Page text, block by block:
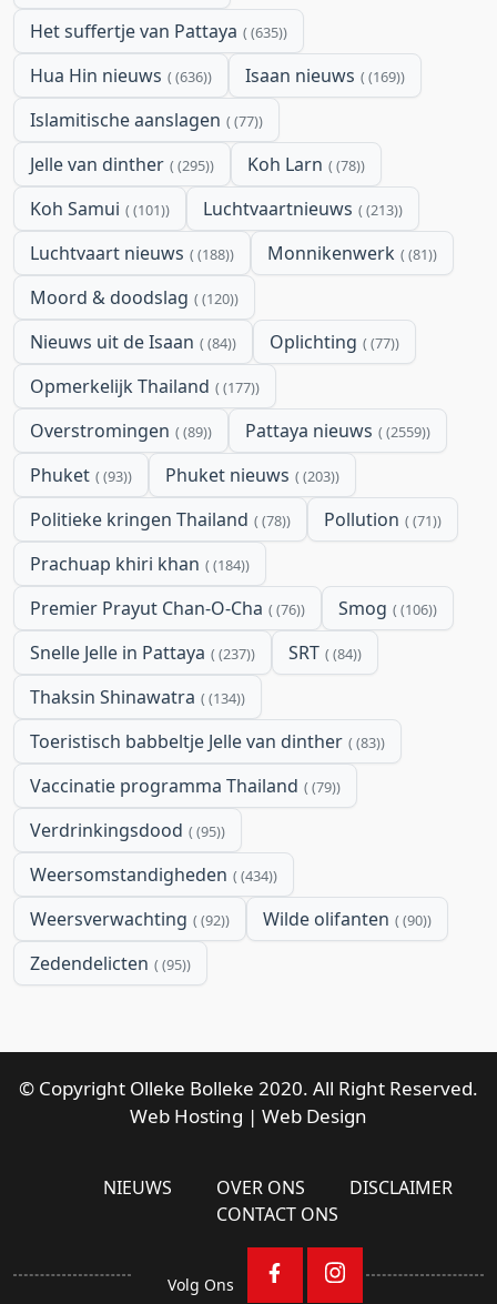
Het suffertje van Pattaya (635)
Hua Hin nieuws (636) Isaan nieuws (169)
Islamitische aanslagen (77)
Jelle van dinther (295) Koh Larn (78)
Koh Samui (101) Luchtvaartnieuws (213)
Luchtvaart nieuws (188) Monnikenwerk (81)
Moord & doodslag (120)
Nieuws uit de Isaan (84) Oplichting (77)
Opmerkelijk Thailand (177)
Overstromingen (89) Pattaya nieuws (2559)
Phuket (93) Phuket nieuws (203)
Politieke kringen Thailand (78) Pollution (71)
Prachuap khiri khan (184)
Premier Prayut Chan-O-Cha (76) Smog (106)
Snelle Jelle in Pattaya (237) SRT (84)
Thaksin Shinawatra (134)
Toeristisch babbeltje Jelle van dinther (83)
Vaccinatie programma Thailand (79)
Verdrinkingsdood (95)
Weersomstandigheden (434)
Weersverwachting (92) Wilde olifanten (90)
Zedendelicten (95)
© Copyright Olleke Bolleke 2020. All Right Reserved.
Web Hosting | Web Design
NIEUWS OVER ONS
DISCLAIMER
CONTACT ONS
Volg Ons